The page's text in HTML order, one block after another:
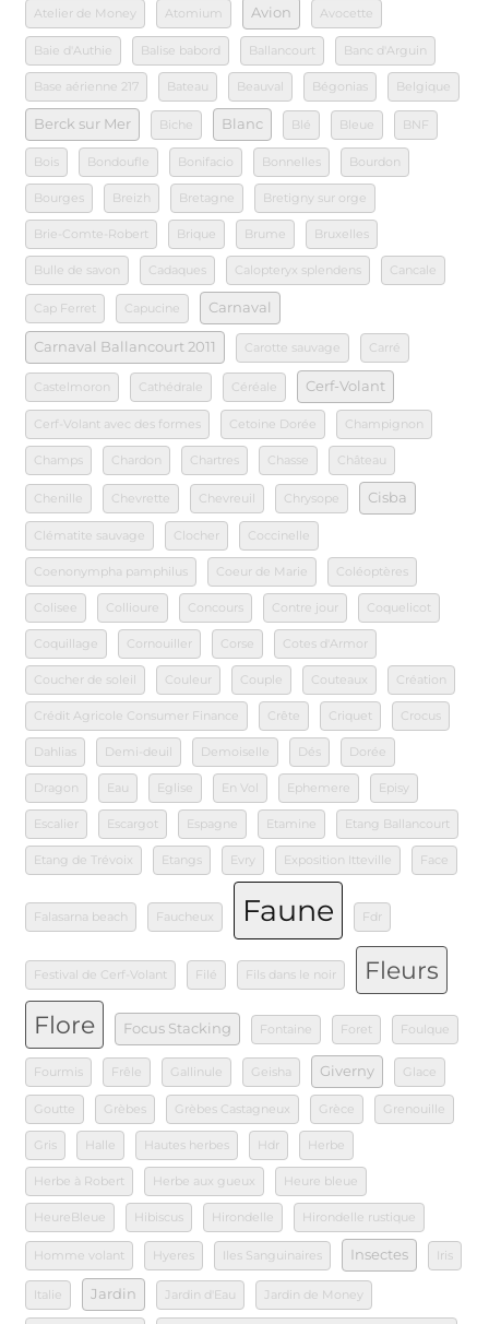
Atelier de Money Atomium Avion Avocette
Baie d'Authie Balise babord Ballancourt Banc d'Arguin
Base aérienne 217 Bateau Beauval Bégonias Belgique
Berck sur Mer Biche Blanc Blé Bleue BNF
Bois Bondoufle Bonifacio Bonnelles Bourdon
Bourges Breizh Bretagne Bretigny sur orge
Brie-Comte-Robert Brique Brume Bruxelles
Bulle de savon Cadaques Calopteryx splendens Cancale
Cap Ferret Capucine Carnaval
Carnaval Ballancourt 2011 Carotte sauvage Carré
Castelmoron Cathédrale Céréale Cerf-Volant
Cerf-Volant avec des formes Cetoine Dorée Champignon
Champs Chardon Chartres Chasse Château
Chenille Chevrette Chevreuil Chrysope Cisba
Clématite sauvage Clocher Coccinelle
Coenonympha pamphilus Coeur de Marie Coléoptères
Colisee Collioure Concours Contre jour Coquelicot
Coquillage Cornouiller Corse Cotes d'Armor
Coucher de soleil Couleur Couple Couteaux Création
Crédit Agricole Consumer Finance Crête Criquet Crocus
Dahlias Demi-deuil Demoiselle Dés Dorée
Dragon Eau Eglise En Vol Ephemere Episy
Escalier Escargot Espagne Etamine Etang Ballancourt
Etang de Trévoix Etangs Evry Exposition Itteville Face
Falasarna beach Faucheux Faune Fdr
Festival de Cerf-Volant Filé Fils dans le noir
Fleurs
Flore
Focus Stacking Fontaine Foret Foulque
Fourmis Frêle Gallinule Geisha Giverny Glace
Goutte Grèbes Grèbes Castagneux Grèce Grenouille
Gris Halle Hautes herbes Hdr Herbe
Herbe à Robert Herbe aux gueux Heure bleue
HeureBleue Hibiscus Hirondelle Hirondelle rustique
Homme volant Hyeres Iles Sanguinaires Insectes Iris
Italie Jardin Jardin d'Eau Jardin de Money